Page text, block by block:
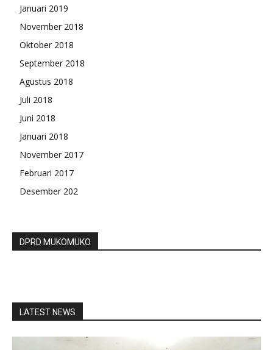
Januari 2019
November 2018
Oktober 2018
September 2018
Agustus 2018
Juli 2018
Juni 2018
Januari 2018
November 2017
Februari 2017
Desember 202
DPRD MUKOMUKO
LATEST NEWS